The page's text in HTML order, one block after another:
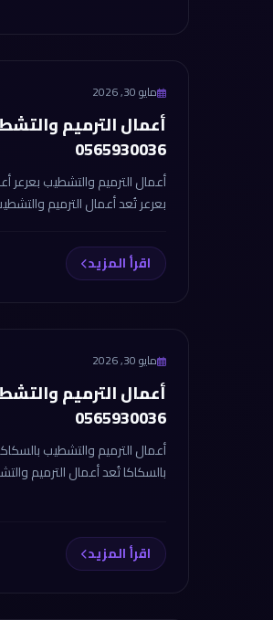
مايو 30, 2026
أعمال الترميم
0565930036
أعمال الترميم والتشطيب بعرعر
بعرعر تُعد أعمال الترميم
اقرأ المزيد
مايو 30, 2026
أعمال الترميم
0565930036
أعمال الترميم والتشطيب
بالسكاكا تُعد أعمال الترميم
اقرأ المزيد